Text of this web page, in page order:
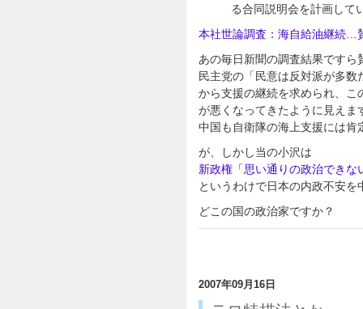
る合同説明会を計画して
本社世論調査：海自給油継続…
あの毎日新聞の調査結果です
民主党の「民意は反対派が多
から支援の継続を求められ、
が悪くなってきたように見えま
中国も自衛隊の海上支援には
が、しかし当の小沢は
新政権「思い通りの政治でき
というわけで日本の内政不安
どこの国の政治家ですか？
2007年09月16日